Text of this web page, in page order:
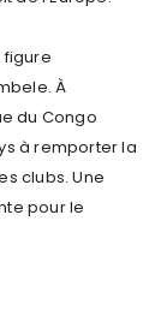
À
du Congo
à remporter la
clubs. Une
pour le